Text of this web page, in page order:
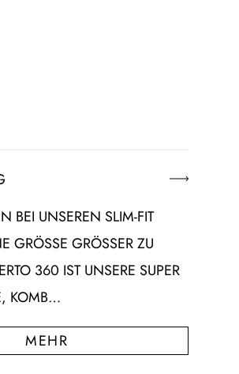
BEI UNSEREN SLIM-FIT
GRÖSSER ZU WÄ
360 IST UNSERE SUPER SL
KOMB…
MEHR